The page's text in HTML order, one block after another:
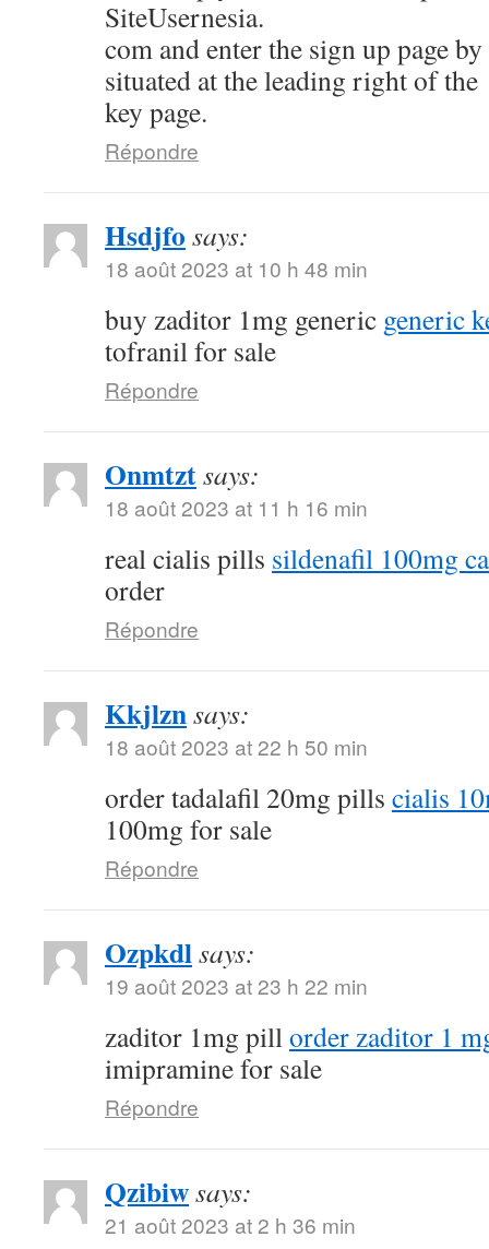
SiteUsernesia.
com and enter the sign up page
situated at the leading right of the
key page.
Répondre
Hsdjfo says:
18 août 2023 at 10 h 48 min
buy zaditor 1mg generic generic
tofranil for sale
Répondre
Onmtztsays:
18 août 2023 at 11 h 16 min
real cialis pills sildenafil 100mg
order
Répondre
Kkjlznsays:
18 août 2023 at 22 h 50 min
order tadalafil 20mg pills cialis
100mg for sale
Répondre
Ozpkdlsays:
19 août 2023 at 23 h 22 min
zaditor 1mg pillorder zaditor 1
imipramine for sale
Répondre
Qzibiwsays:
21 août 2023 at 2 h 36 min